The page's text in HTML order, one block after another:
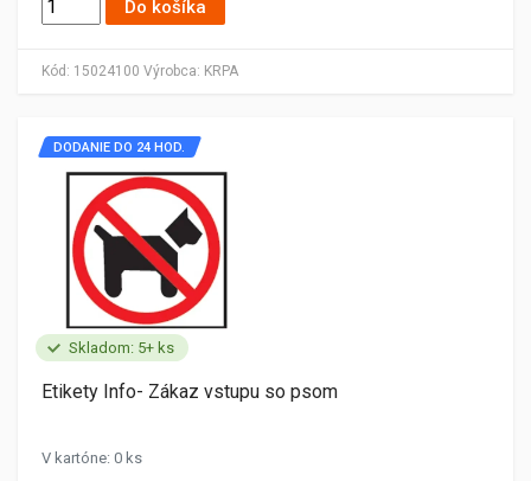
Kód: 15024100 Výrobca: KRPA
Do košíka
Skladom: 5+ ks
DODANIE DO 24 HOD.
Etikety Info- Zákaz vstupu so psom
V kartóne: 0 ks